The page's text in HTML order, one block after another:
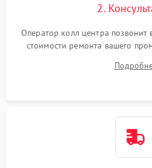
2.
Оператор колл центра позвонит
стоимости ремонта вашего